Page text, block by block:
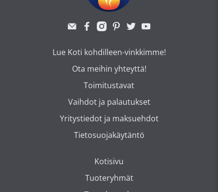
Lue Koti kohdilleen-vinkkimme!
Ota meihin yhteyttä!
Toimitustavat
Vaihdot ja palautukset
Yritystiedot ja maksuehdot
Tietosuojakäytäntö
Kotisivu
Tuoteryhmät